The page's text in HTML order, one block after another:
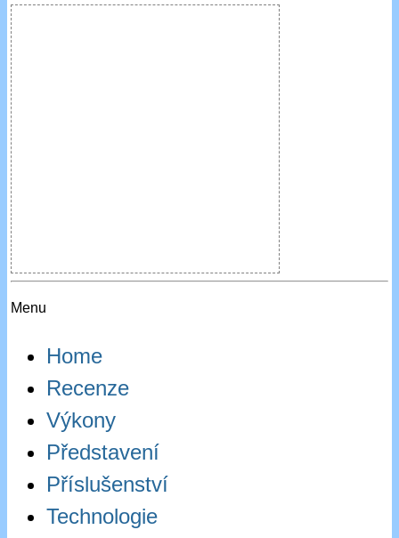
Menu
Home
Recenze
Výkony
Představení
Příslušenství
Technologie